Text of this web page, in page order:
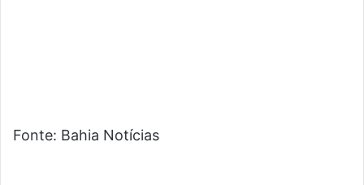
Fonte: Bahia Notícias